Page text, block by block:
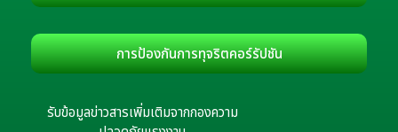
การป้องกันการทุจริตคอร์รัปชัน
รับข้อมูลข่าวสารเพิ่มเติมจากกองความ